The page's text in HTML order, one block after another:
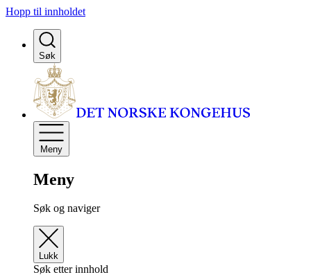
Hopp til innholdet
Søk
Meny
Meny
Søk og naviger
Lukk
Søk etter innhold